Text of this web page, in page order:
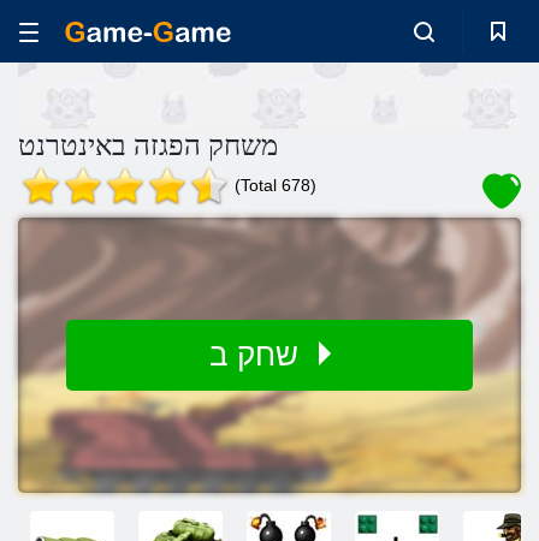
משחק הפגזה באינטרנט
(Total 678)